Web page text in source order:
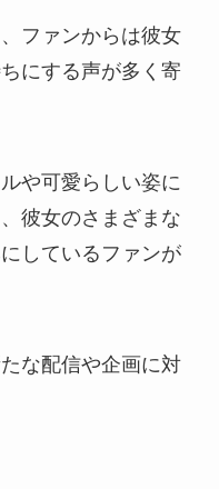
ファンからは彼女
にする声が多く寄
や可愛らしい姿に
彼女のさまざまな
しているファンが
な配信や企画に対